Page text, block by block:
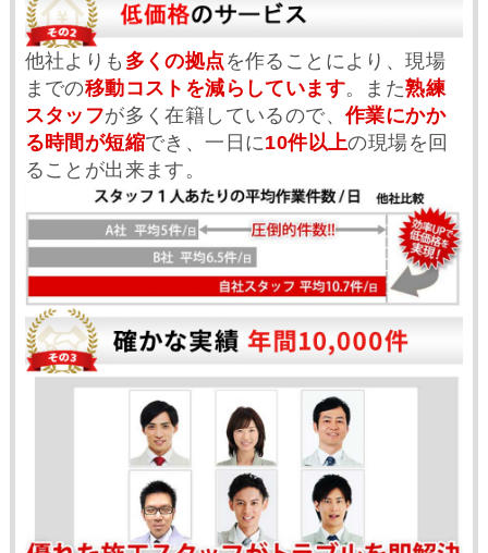
他社よりも 多くの拠点 を作ることにより、現場
までの移動コストを減らしています。また熟練
スタッフが多く在籍しているので、作業にかか
る時間が短縮でき、一日に10件以上の現場を回
ることが出来ます。